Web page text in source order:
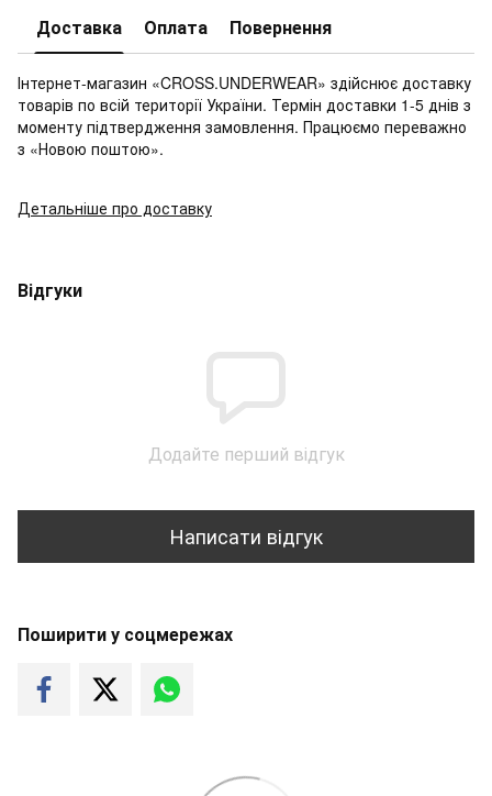
Доставка Оплата Повернення
Інтернет-магазин «CROSS.UNDERWEAR» здійснює доставку
товарів по всій території України. Термін доставки 1-5 днів з
моменту підтвердження замовлення. Працюємо переважно
з «Новою поштою».
Детальніше про доставку
Відгуки
Додайте перший відгук
Написати відгук
Поширити у соцмережах